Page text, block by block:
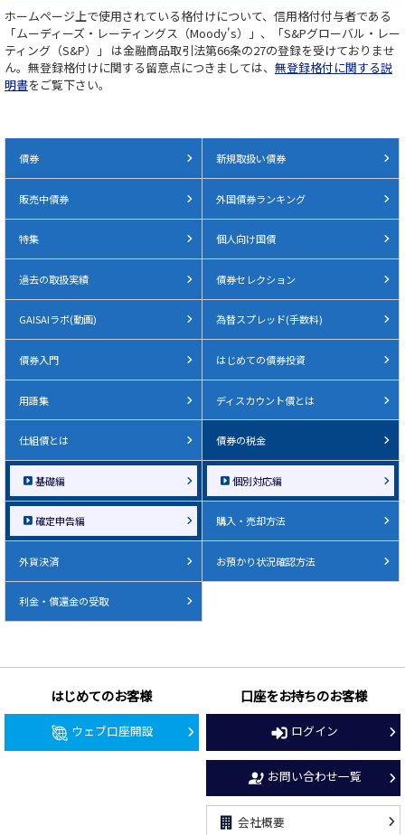
ホームページ上で使用されている格付けについて、信用格付付与者である
「ムーディーズ・レーティングス（Moody's）」、「S&Pグローバル・レー
ティング（S&P）」 は金融商品取引法第66条の27の登録を受けておりませ
ん。無登録格付けに関する留意点につきましては、 無登録格付に関する説
明書をご覧下さい。
債券 新規取扱い債券
販売中債券 外国債券ランキング
特集 個人向け国債
過去の取扱実績 債券セレクション
GAISAIラボ(動画) 為替スプレッド(手数料)
債券入門 はじめての債券投資
用語集 ディスカウント債とは
仕組債とは 債券の税金
基礎編 個別対応編
確定申告編 購入・売却方法
外貨決済 お預かり状況確認方法
利金・償還金の受取
はじめてのお客様
ウェブ口座開設
口座をお持ちのお客様
ログイン
お問い合わせ一覧
会社概要